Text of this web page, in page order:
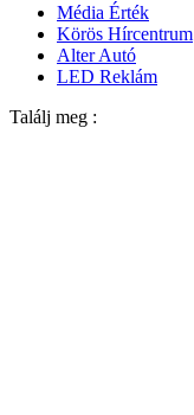
Média Érték
Körös Hírcentrum
Alter Autó
LED Reklám
Találj meg :